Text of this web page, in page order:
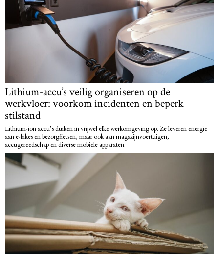
Lithium-accu’s veilig organiseren op de
werkvloer: voorkom incidenten en beperk
stilstand
Lithium-ion accu’s duiken in vrijwel elke werkomgeving op. Ze leveren energie
aan e-bikes en bezorgfietsen, maar ook aan magazijnvoertuigen,
accugereedschap en diverse mobiele apparaten.